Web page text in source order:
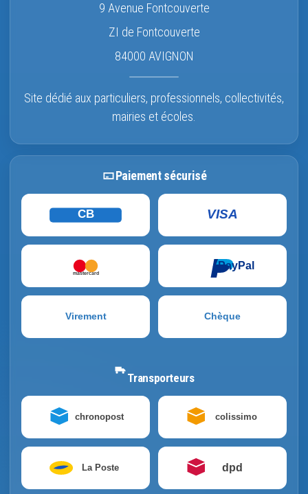
9 Avenue Fontcouverte
ZI de Fontcouverte
84000 AVIGNON
Site dédié aux particuliers, professionnels, collectivités,
mairies et écoles.
Paiement sécurisé
CB VISA
mastercard
PayPal
Virement Chèque
Transporteurs
chronopost colissimo
La Poste dpd